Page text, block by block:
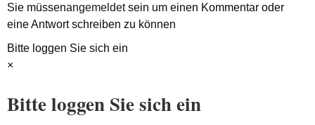
Sie müssenangemeldetsein um einen Kommentar oder
eine Antwort schreiben zu können
Bitte loggen Sie sich ein
×
Bitte loggen Sie sich ein